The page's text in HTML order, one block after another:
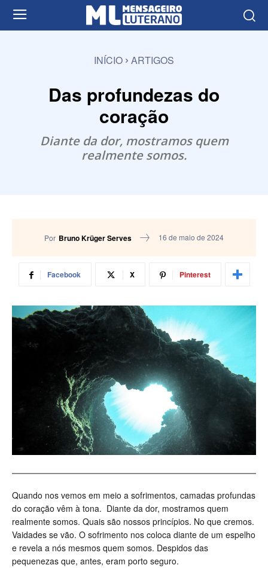
INÍCIO ARTIGOS
Das profundezas do
coração
Diante da dor, mostramos quem
realmente somos.
Por Bruno Krüger Serves 16 de maio de 2024
Facebook X Pinterest
Quando nos vemos em meio a sofrimentos, camadas profundas
do coração vêm à tona. Diante da dor, mostramos quem
realmente somos. Quais são nossos princípios. No que cremos.
Vaidades se vão. O sofrimento nos coloca diante de um espelho
e revela a nós mesmos quem somos. Despidos das
pequenezas que, antes, eram porto seguro.